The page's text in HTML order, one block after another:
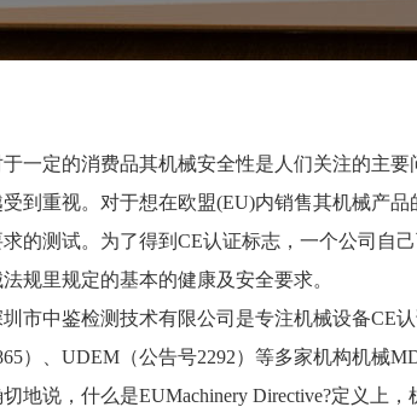
于一定的消费品其机械安全性是人们关注的主
受到重视。对于想在欧盟(EU)内销售其机械产
求的测试。为了得到CE认证标志，一个公司自
规里规定的基本的健康及安全要求。
圳市中鉴检测技术有限公司是专注机械设备CE
）、UDEM（公告号2292）等多家机构机械
切地说，什么是EUMachinery Directive?定义上